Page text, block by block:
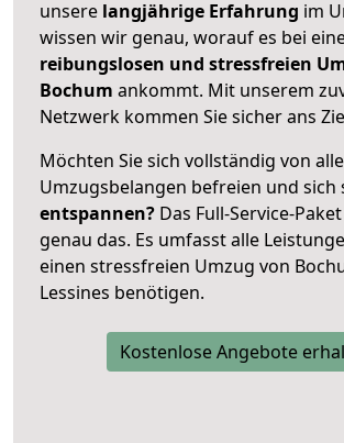
unsere langjährige Erfahrung im
wissen wir genau, worauf es bei
reibungslosen und stressfreien
Bochum ankommt. Mit unserem
Netzwerk kommen Sie sicher ans
Möchten Sie sich vollständig von
Umzugsbelangen befreien und sich
entspannen? Das Full-Service-
genau das. Es umfasst alle
einen stressfreien Umzug von
Lessines benötigen.
Kostenlose Angebote